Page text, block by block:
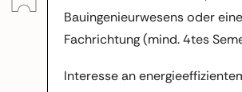
Bauingenieurwesens oder
Fachrichtung (mind. 4tes
Interesse an